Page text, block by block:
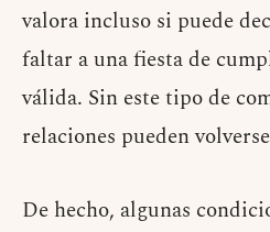
valora incluso si puede
faltar a una fiesta de
válida. Sin este tipo de
relaciones pueden
De hecho, algunas